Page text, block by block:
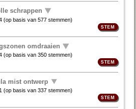
schrappen
(op basis van577 stemmen)
omdraaien
(op basis van350 stemmen)
mist ontwerp
(op basis van337 stemmen)